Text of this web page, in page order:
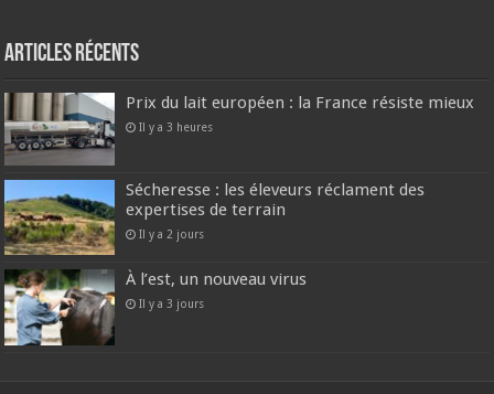
Articles récents
Prix du lait européen : la France résiste mieux
Il y a 3 heures
Sécheresse : les éleveurs réclament des
expertises de terrain
Il y a 2 jours
À l’est, un nouveau virus
Il y a 3 jours